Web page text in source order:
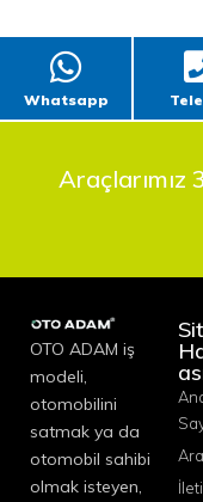
Whatsapp
Araçlarımız
OTO ADAM iş
modeli,
otomobilini
satmak ya da
otomobil sahibi
olmak isteyen,